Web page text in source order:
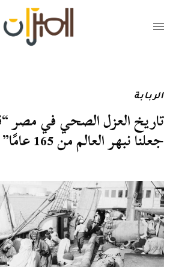
الربابة
تاريخ العزل الصحي في مصر
جعلنا نبهر العالم من 165 عامًا”